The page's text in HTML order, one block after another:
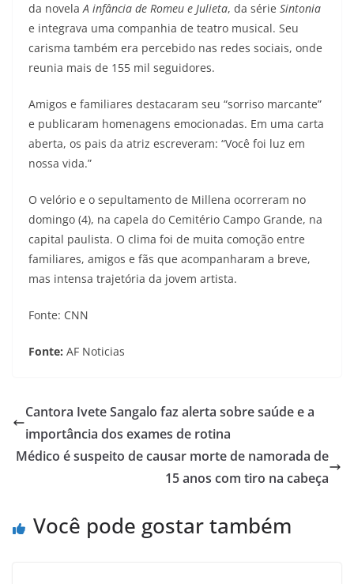
da novelaA infância de Romeu e Julieta, da série Sintonia
e integrava uma companhia de teatro musical. Seu
carisma também era percebido nas redes sociais, onde
reunia mais de 155 mil seguidores.
Amigos e familiares destacaram seu “sorriso marcante”
e publicaram homenagens emocionadas. Em uma carta
aberta, os pais da atriz escreveram: “Você foi luz em
nossa vida.”
O velório e o sepultamento de Millena ocorreram no
domingo (4), na capela do Cemitério Campo Grande, na
capital paulista. O clima foi de muita comoção entre
familiares, amigos e fãs que acompanharam a breve,
mas intensa trajetória da jovem artista.
Fonte: CNN
Fonte: AF Noticias
Cantora Ivete Sangalo faz alerta sobre saúde e a
importância dos exames de rotina
Médico é suspeito de causar morte de namorada de
15 anos com tiro na cabeça
Você pode gostar também